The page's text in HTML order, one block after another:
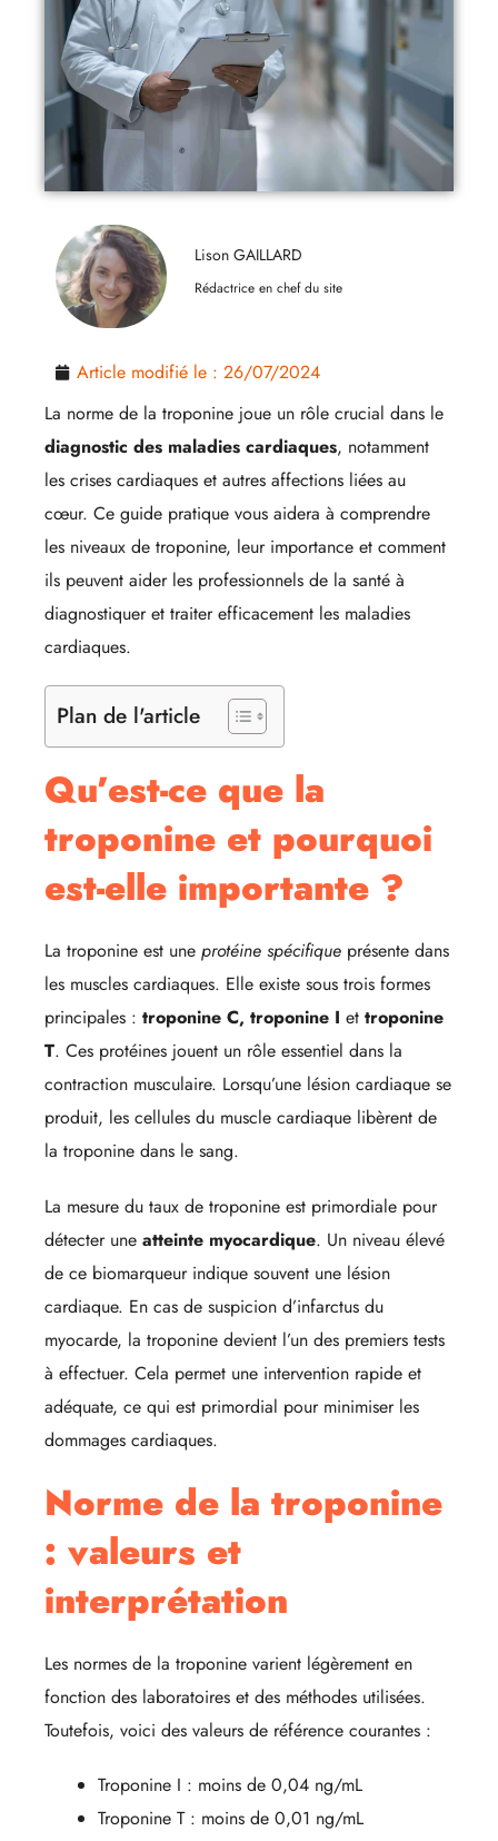
Lison GAILLARD
Rédactrice en chef du site
Article modifié le : 26/07/2024
La norme de la troponine joue un rôle crucial dans le
diagnostic des maladies cardiaques, notamment
les crises cardiaques et autres affections liées au
cœur. Ce guide pratique vous aidera à comprendre
les niveaux de troponine, leur importance et comment
ils peuvent aider les professionnels de la santé à
diagnostiquer et traiter efficacement les maladies
cardiaques.
Plan de l'article
Qu’est-ce que la
troponine et pourquoi
est-elle importante ?
La troponine est une protéine spécifique présente dans
les muscles cardiaques. Elle existe sous trois formes
principales : troponine C, troponine I et troponine
T. Ces protéines jouent un rôle essentiel dans la
contraction musculaire. Lorsqu’une lésion cardiaque se
produit, les cellules du muscle cardiaque libèrent de
la troponine dans le sang.
La mesure du taux de troponine est primordiale pour
détecter une atteinte myocardique. Un niveau élevé
de ce biomarqueur indique souvent une lésion
cardiaque. En cas de suspicion d’infarctus du
myocarde, la troponine devient l’un des premiers tests
à effectuer. Cela permet une intervention rapide et
adéquate, ce qui est primordial pour minimiser les
dommages cardiaques.
Norme de la troponine
: valeurs et
interprétation
Les normes de la troponine varient légèrement en
fonction des laboratoires et des méthodes utilisées.
Toutefois, voici des valeurs de référence courantes :
Troponine I : moins de 0,04 ng/mL
Troponine T : moins de 0,01 ng/mL